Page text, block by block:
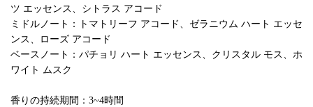
ツ エッセンス、シトラス アコード
ミドルノート：トマトリーフ アコード、ゼラニウム ハート エッセ
ンス、ローズ アコード
ベースノート：パチョリ ハート エッセンス、クリスタル モス、ホ
ワイト ムスク
香りの持続期間：3~4時間